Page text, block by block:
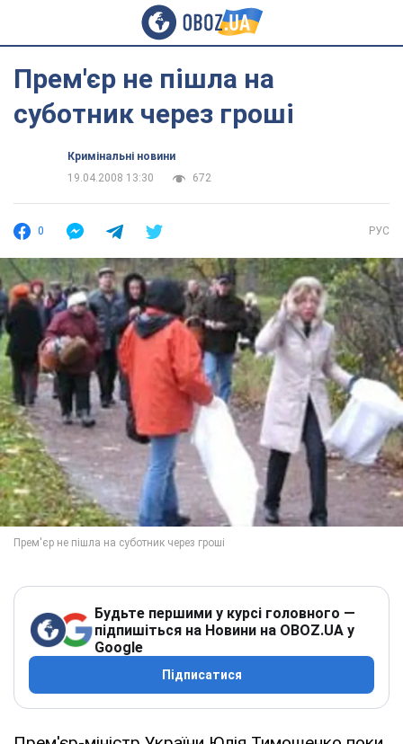
Прем'єр не пішла на
суботник через гроші
Кримінальні новини
19.04.2008 13:30
672
0 РУС
Будьте першими у курсі головного —
підпишіться на Новини на OBOZ.UA у
Google
Підписатися